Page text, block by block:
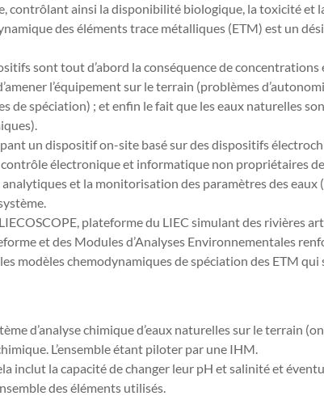
contrôlant ainsi la disponibilité biologique, la toxicité et
des éléments trace métalliques (ETM) est un
sont tout d’abord la conséquence de
l’équipement sur le terrain (problèmes
de spéciation) ; et enfin le fait que les eaux naturelles
un dispositif on-site basé sur des dispositifs
électronique et informatique non propriétaires
et la monitorisation des paramètres des
plateforme du LIEC simulant des rivières
et des Modules d’Analyses Environnementales
modèles chemodynamiques de spéciation des ETM
d’analyse chimique d’eaux naturelles sur le terrain
L’ensemble étant piloter par une IHM.
inclut la capacité de changer leur pH et salinité et
des éléments utilisés.